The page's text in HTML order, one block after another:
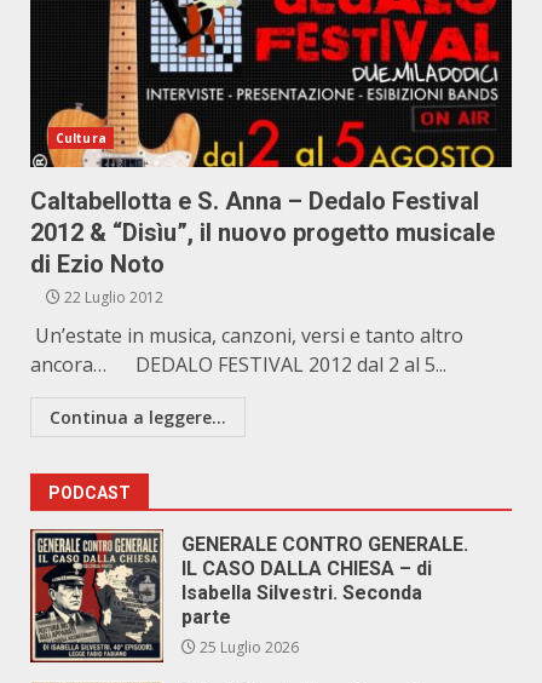
Cultura
Caltabellotta e S. Anna – Dedalo Festival
2012 & “Disìu”, il nuovo progetto musicale
di Ezio Noto
22 Luglio 2012
Un’estate in musica, canzoni, versi e tanto altro
ancora… DEDALO FESTIVAL 2012 dal 2 al 5...
Continua a leggere...
PODCAST
GENERALE CONTRO GENERALE.
IL CASO DALLA CHIESA – di
Isabella Silvestri. Seconda
parte
25 Luglio 2026